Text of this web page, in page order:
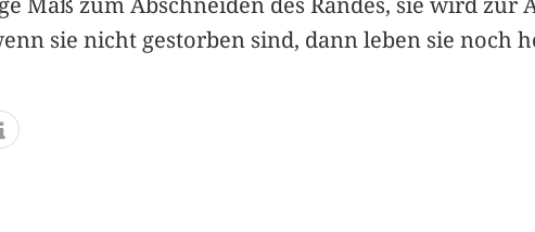
sie nicht gestorben sind, dann leben sie noch